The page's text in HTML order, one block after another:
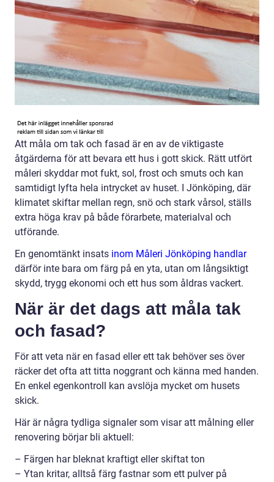
Att måla om tak och fasad är en av de viktigaste
åtgärderna för att bevara ett hus i gott skick. Rätt utfört
måleri skyddar mot fukt, sol, frost och smuts och kan
samtidigt lyfta hela intrycket av huset. I Jönköping, där
klimatet skiftar mellan regn, snö och stark vårsol, ställs
extra höga krav på både förarbete, materialval och
utförande.
En genomtänkt insats inom Måleri Jönköping handlar
därför inte bara om färg på en yta, utan om långsiktigt
skydd, trygg ekonomi och ett hus som åldras vackert.
När är det dags att måla tak
och fasad?
För att veta när en fasad eller ett tak behöver ses över
räcker det ofta att titta noggrant och känna med handen.
En enkel egenkontroll kan avslöja mycket om husets
skick.
Här är några tydliga signaler som visar att målning eller
renovering börjar bli aktuell:
– Färgen har bleknat kraftigt eller skiftat ton
– Ytan kritar, alltså färg fastnar som ett pulver på